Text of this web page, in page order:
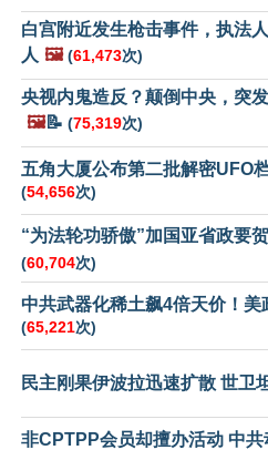
白宫附近发生枪击事件，执法
人 🖼️ (61,473次)
央视内鬼造反？颠倒中央，突
🖼️📝 (75,319次)
五角大厦公布第二批解密UFO
(54,656次)
“为法轮功骄傲”加国亚省政要
(60,704次)
中共武器化稀土飙4倍天价！美
(65,221次)
民主刚果伊波拉迅速扩散 世卫
非CPTPP会员却擅办活动 中共